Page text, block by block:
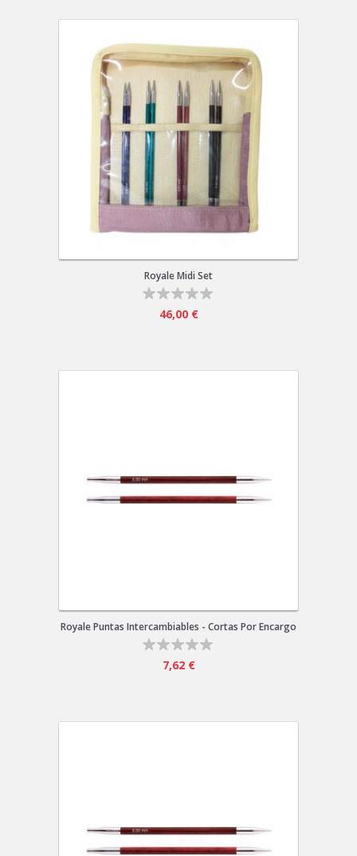
Royale Midi Set
46,00 €
Royale Puntas Intercambiables - Cortas Por Encargo
7,62 €